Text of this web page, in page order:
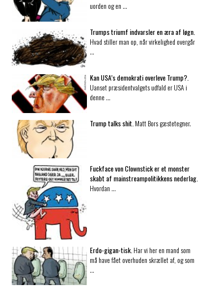
uorden og en …
Trumps triumf indvarsler en æra af løgn.
Hvad stiller man op, når virkelighed overgår
…
Kan USA’s demokrati overleve Trump?.
Uanset præsidentvalgets udfald er USA i
denne …
Trump talks shit. Matt Bors gæstetegner.
Fuckface von Clownstick er et monster
skabt af mainstream­politikkens nederlag.
Hvordan …
Erdo-gigan-tisk. Har vi her en mand som
må have fået overhuden skrællet af, og som
…